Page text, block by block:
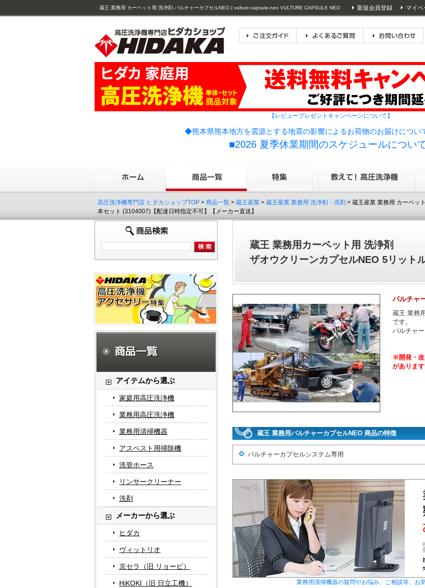
蔵王 業務用 カーペット用 洗浄剤 バルチャーカプセルNEO ( vulture-capsule-neo VULTURE CAPSULE NEO
)
新規会員登録 マイペ
【レビュープレゼントキャンペーンについて】
◆熊本県熊本地方を震源とする地震の影響によるお荷物のお届けにつ
■2026 夏季休業期間のスケジュールについ
高圧洗浄機専門店 ヒダカショップTOP > 商品一覧 > 蔵王産業 > 蔵王産業 業務用 洗浄剤・洗剤 > 蔵王産業 業務用 カーペッ
本セット (3104007)【配達日時指定不可】【メーカー直送】
アイテムから選ぶ
家庭用高圧洗浄機
業務用高圧洗浄機
業務用清掃機器
アスベスト用掃除機
洗管ホース
リンサークリーナー
洗剤
メーカーから選ぶ
ヒダカ
ヴィットリオ
京セラ（旧 リョービ）
HiKOKI（旧 日立工機）
蔵王 業務用カーペット用 洗浄剤
ザオウクリーンカプセルNEO 5リット
バルチャ
蔵王 業務
です。
バルチャ
※開発・改
があります
蔵王 業務用バルチャーカプセルNEO 商品の特徴
バルチャーカプセルシステム専用
業務用清掃機器の疑問やお悩み、ご相談等、お